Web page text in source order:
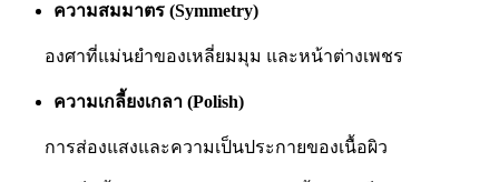
ความสมมาตร (Symmetry)
องศาที่แม่นยำของเหลี่ยมมุม และหน้าต่างเพชร
ความเกลี้ยงเกลา (Polish)
การส่องแสงและความเป็นประกายของเนื้อผิว